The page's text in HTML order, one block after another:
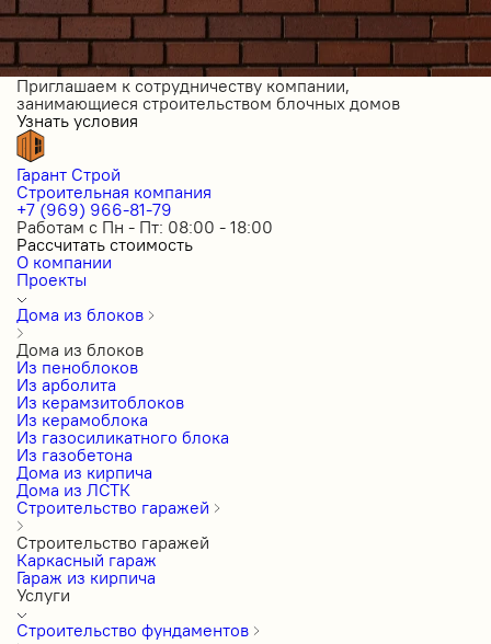
Приглашаем к сотрудничеству компании,
занимающиеся строительством блочных домов
Узнать условия
Гарант Строй
Строительная компания
+7 (969) 966-81-79
Работам с Пн - Пт: 08:00 - 18:00
Рассчитать стоимость
О компании
Проекты
Дома из блоков
Дома из блоков
Из пеноблоков
Из арболита
Из керамзитоблоков
Из керамоблока
Из газосиликатного блока
Из газобетона
Дома из кирпича
Дома из ЛСТК
Строительство гаражей
Строительство гаражей
Каркасный гараж
Гараж из кирпича
Услуги
Строительство фундаментов